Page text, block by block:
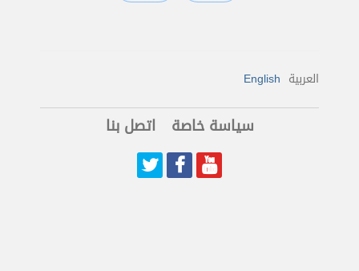
العربية English
سياسة خاصة اتصل بنا